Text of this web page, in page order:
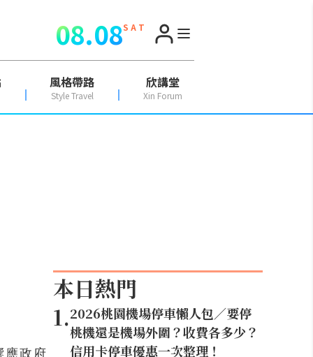
08.08S A T
風格帶路
Style Travel
欣講堂
Xin Forum
應政府
本日熱門
1.2026桃園機場停車懶人包／要停
桃機還是機場外圍？收費各多少？
信用卡停車優惠一次整理！